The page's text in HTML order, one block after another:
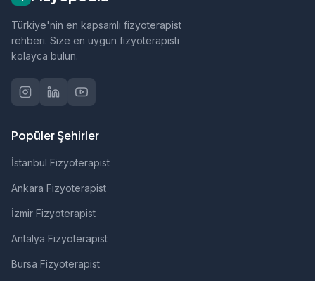
Türkiye'nin en kapsamlı fizyoterapist
rehberi. Size en uygun fizyoterapisti
kolayca bulun.
Popüler Şehirler
İstanbul Fizyoterapist
Ankara Fizyoterapist
İzmir Fizyoterapist
Antalya Fizyoterapist
Bursa Fizyoterapist